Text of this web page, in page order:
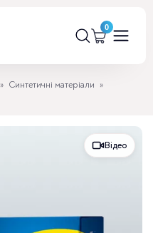
» Синтетичні матеріали »
Відео